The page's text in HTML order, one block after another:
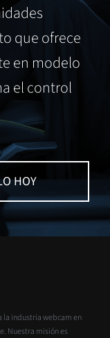
que ofrece
en modelo
el control
HOY
la industria webcam en
Nuestra misión es